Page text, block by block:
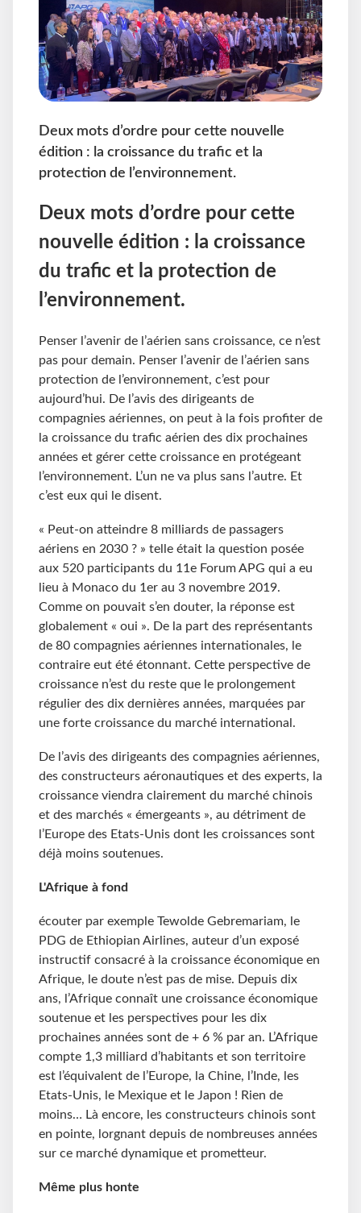
Deux mots d’ordre pour cette nouvelle
édition : la croissance du trafic et la
protection de l’environnement.
Deux mots d’ordre pour cette
nouvelle édition : la croissance
du trafic et la protection de
l’environnement.
Penser l’avenir de l’aérien sans croissance, ce n’est
pas pour demain. Penser l’avenir de l’aérien sans
protection de l’environnement, c’est pour
aujourd’hui. De l’avis des dirigeants de
compagnies aériennes, on peut à la fois profiter de
la croissance du trafic aérien des dix prochaines
années et gérer cette croissance en protégeant
l’environnement. L’un ne va plus sans l’autre. Et
c’est eux qui le disent.
« Peut-on atteindre 8 milliards de passagers
aériens en 2030 ? » telle était la question posée
aux 520 participants du 11e Forum APG qui a eu
lieu à Monaco du 1er au 3 novembre 2019.
Comme on pouvait s’en douter, la réponse est
globalement « oui ». De la part des représentants
de 80 compagnies aériennes internationales, le
contraire eut été étonnant. Cette perspective de
croissance n’est du reste que le prolongement
régulier des dix dernières années, marquées par
une forte croissance du marché international.
De l’avis des dirigeants des compagnies aériennes,
des constructeurs aéronautiques et des experts, la
croissance viendra clairement du marché chinois
et des marchés « émergeants », au détriment de
l’Europe des Etats-Unis dont les croissances sont
déjà moins soutenues.
L'Afrique à fond
écouter par exemple Tewolde Gebremariam, le
PDG de Ethiopian Airlines, auteur d’un exposé
instructif consacré à la croissance économique en
Afrique, le doute n’est pas de mise. Depuis dix
ans, l’Afrique connaît une croissance économique
soutenue et les perspectives pour les dix
prochaines années sont de + 6 % par an. L’Afrique
compte 1,3 milliard d’habitants et son territoire
est l’équivalent de l’Europe, la Chine, l’Inde, les
Etats-Unis, le Mexique et le Japon ! Rien de
moins… Là encore, les constructeurs chinois sont
en pointe, lorgnant depuis de nombreuses années
sur ce marché dynamique et prometteur.
Même plus honte